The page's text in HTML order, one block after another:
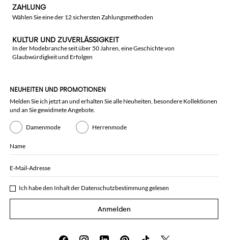
ZAHLUNG
Wählen Sie eine der 12 sichersten Zahlungsmethoden
KULTUR UND ZUVERLÄSSIGKEIT
In der Modebranche seit über 50 Jahren, eine Geschichte von
Glaubwürdigkeit und Erfolgen
NEUHEITEN UND PROMOTIONEN
Melden Sie ich jetzt an und erhalten Sie alle Neuheiten, besondere Kollektionen
und an Sie gewidmete Angebote.
Damenmode Herrenmode
Name
E-Mail-Adresse
Ich habe den Inhalt der Datenschutzbestimmunggelesen
Anmelden